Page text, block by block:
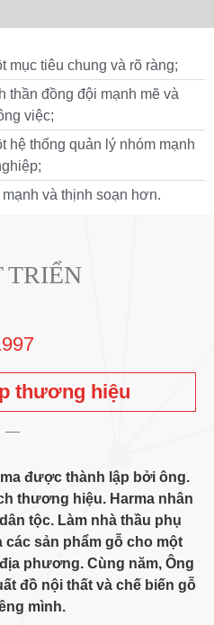
mục tiêu chung và rõ ràng;
thần đồng đội mạnh mẽ và
việc;
hệ thống quản lý nhóm mạnh
và thịnh soạn hơn.
TRIỂN
thương hiệu
được thành lập bởi ông.
thương hiệu. Harma nhân
tộc. Làm nhà thầu phụ
sản phẩm gỗ cho một
phương. Cùng năm, Ông
đồ nội thất và chế biến gỗ
mình.